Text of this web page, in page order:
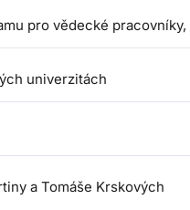
pro vědecké
univerzitách
a Tomáše Krskových